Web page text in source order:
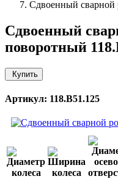
Сдвоенный сварной
Сдвоенный
поворотный
Купить
Артикул: 118.B51.125